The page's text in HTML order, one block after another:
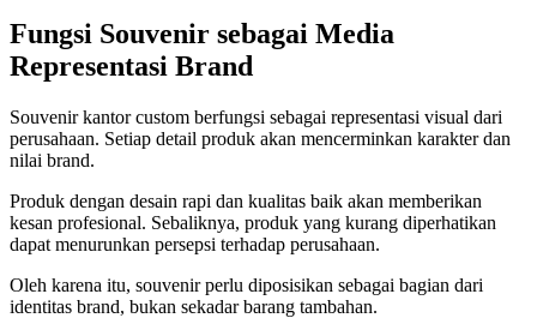
Fungsi Souvenir sebagai Media
Representasi Brand
Souvenir kantor custom berfungsi sebagai representasi visual dari
perusahaan. Setiap detail produk akan mencerminkan karakter dan
nilai brand.
Produk dengan desain rapi dan kualitas baik akan memberikan
kesan profesional. Sebaliknya, produk yang kurang diperhatikan
dapat menurunkan persepsi terhadap perusahaan.
Oleh karena itu, souvenir perlu diposisikan sebagai bagian dari
identitas brand, bukan sekadar barang tambahan.